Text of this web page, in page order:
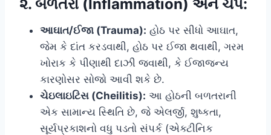
૨. બળતરા (Inflammation) અને ચેપ:
આઘાત/ઈજા (Trauma): હોઠ પર સીધો આઘાત,
જેમ કે દાંત કરડવાથી, હોઠ પર ઈજા થવાથી, ગરમ
ખોરાક કે પીણાથી દાઝી જવાથી, કે ઈજાજન્ય
કારણોસર સોજો આવી શકે છે.
ચેઇલાઇટિસ (Cheilitis): આ હોઠની બળતરાની
એક સામાન્ય સ્થિતિ છે, જે એલર્જી, શુષ્કતા,
સૂર્યપ્રકાશનો વધુ પડતો સંપર્ક (એક્ટીનિક